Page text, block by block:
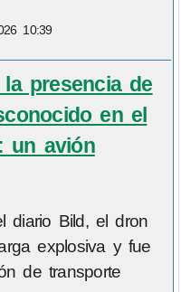
10:39
presencia de
en el
un avión
diario Bild, el dron
explosiva y fue
de transporte